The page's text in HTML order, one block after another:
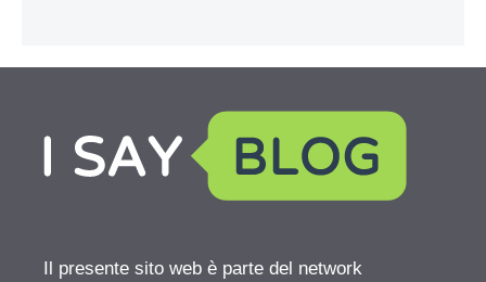
Il presente sito web è parte del network